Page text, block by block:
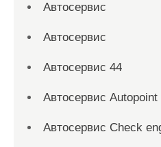
Автосервис
Автосервис
Автосервис 44
Автосервис Autopoint
Автосервис Check